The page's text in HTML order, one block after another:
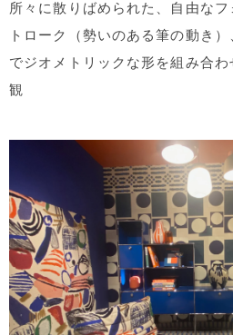
所々に散りばめられた、自由な
トローク（勢いのある筆の動き）
でジオメトリックな形を組み合
観